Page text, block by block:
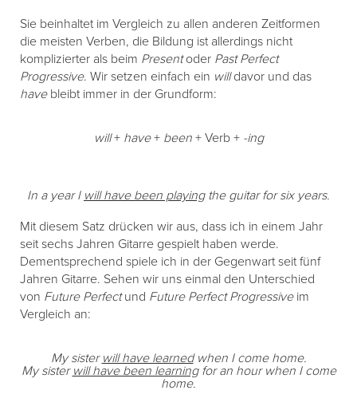
Sie beinhaltet im Vergleich zu allen anderen Zeitformen
die meisten Verben, die Bildung ist allerdings nicht
komplizierter als beim Presentoder Past Perfect
Progressive. Wir setzen einfach ein willdavor und das
havebleibt immer in der Grundform:
will+ have+ been+ Verb + -ing
In a year I will have been playingthe guitar for six years.
Mit diesem Satz drücken wir aus, dass ich in einem Jahr
seit sechs Jahren Gitarre gespielt haben werde.
Dementsprechend spiele ich in der Gegenwart seit fünf
Jahren Gitarre. Sehen wir uns einmal den Unterschied
von Future Perfectund Future Perfect Progressiveim
Vergleich an:
My sister will have learnedwhen I come home.
My sister will have been learningfor an hour when I come
home.